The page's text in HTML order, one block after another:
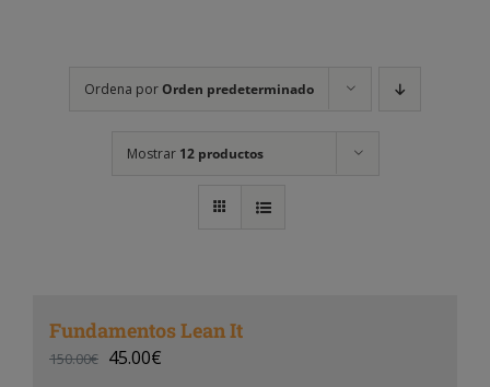
Ordena porOrden predeterminado
Mostrar 12 productos
Fundamentos Lean It
150.00€ 45.00€